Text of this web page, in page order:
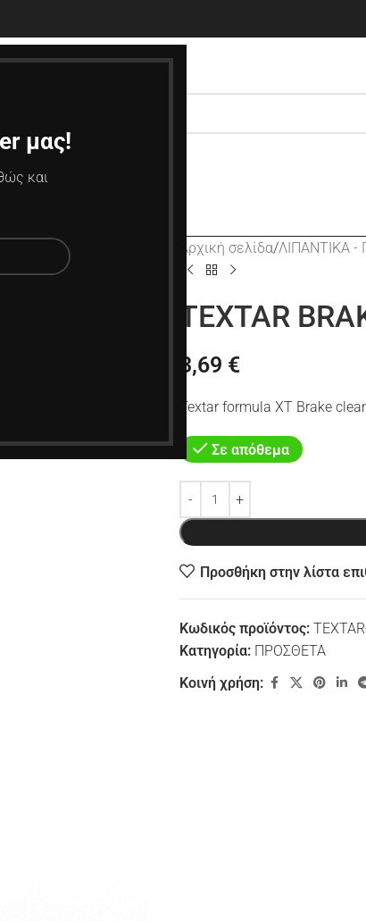
μας!
και
Αρχική σελίδα ΛΙΠΑΝΤΙΚΑ
TEXTAR
3,69 €
Textar formula XT Brake
Σε απόθεμα
Προσθήκη στην λίστα
Κωδικός προϊόντος:
Κατηγορία: ΠΡΟΣΘΕΤΑ
Κοινή χρήση: